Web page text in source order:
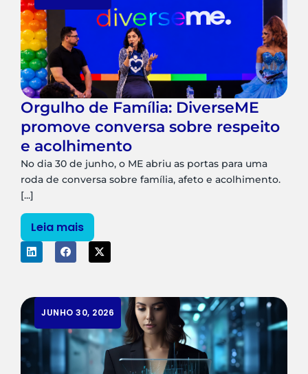
Orgulho de Família: DiverseME
promove conversa sobre respeito
e acolhimento
No dia 30 de junho, o ME abriu as portas para uma
roda de conversa sobre família, afeto e acolhimento.
[...]
Leia mais
JUNHO 30, 2026